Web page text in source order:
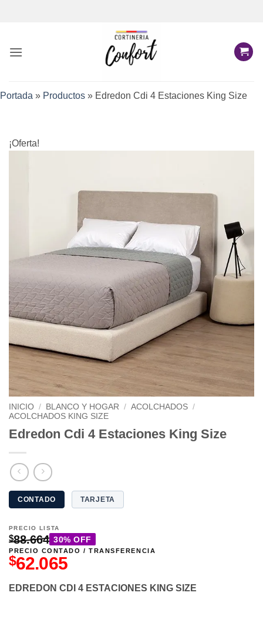
Portada » Productos » Edredon Cdi 4 Estaciones King Size
¡Oferta!
INICIO / BLANCO Y HOGAR / ACOLCHADOS /
ACOLCHADOS KING SIZE
Edredon Cdi 4 Estaciones King Size
CONTADO TARJETA
PRECIO LISTA
$88.664 30% OFF
PRECIO CONTADO / TRANSFERENCIA
$62.065
EDREDON CDI 4 ESTACIONES KING SIZE